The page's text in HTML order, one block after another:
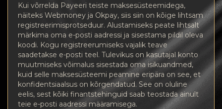
Kui võrrelda Payeeri teiste maksesüsteemidega,
näiteks Webmoney ja Okpay, siis siin on kõige lihtsam
registreerimisprotseduur. Alustamiseks peate lihtsalt
märkima oma e-posti aadressi ja sisestama pildil oleva
koodi. Kogu registreerumiseks vajalik teave
saadetakse e-posti teel. Tulevikus on kasutajal konto
muutmiseks võimalus sisestada oma isikuandmed,
kuid selle maksesüsteemi peamine eripära on see, et
konfidentsiaalsus on kõrgendatud. See on oluline
eelis, sest kõiki finantstehinguid saab teostada ainult
teie e-posti aadressi määramisega.